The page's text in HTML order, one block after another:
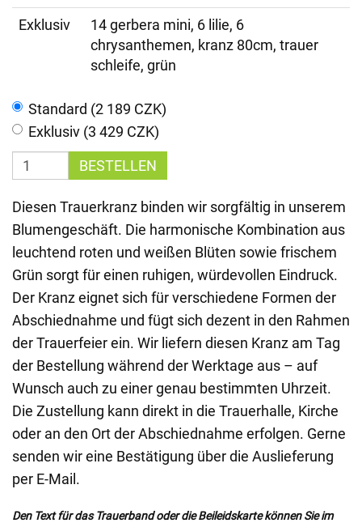
Exklusiv
14 gerbera mini, 6 lilie, 6
chrysanthemen, kranz 80cm, trauer
schleife, grün
Standard (2 189 CZK)
Exklusiv (3 429 CZK)
BESTELLEN
Diesen Trauerkranz binden wir sorgfältig in unserem
Blumengeschäft. Die harmonische Kombination aus
leuchtend roten und weißen Blüten sowie frischem
Grün sorgt für einen ruhigen, würdevollen Eindruck.
Der Kranz eignet sich für verschiedene Formen der
Abschiednahme und fügt sich dezent in den Rahmen
der Trauerfeier ein. Wir liefern diesen Kranz am Tag
der Bestellung während der Werktage aus – auf
Wunsch auch zu einer genau bestimmten Uhrzeit.
Die Zustellung kann direkt in die Trauerhalle, Kirche
oder an den Ort der Abschiednahme erfolgen. Gerne
senden wir eine Bestätigung über die Auslieferung
per E-Mail.
Den Text für das Trauerband oder die Beileidskarte können Sie im